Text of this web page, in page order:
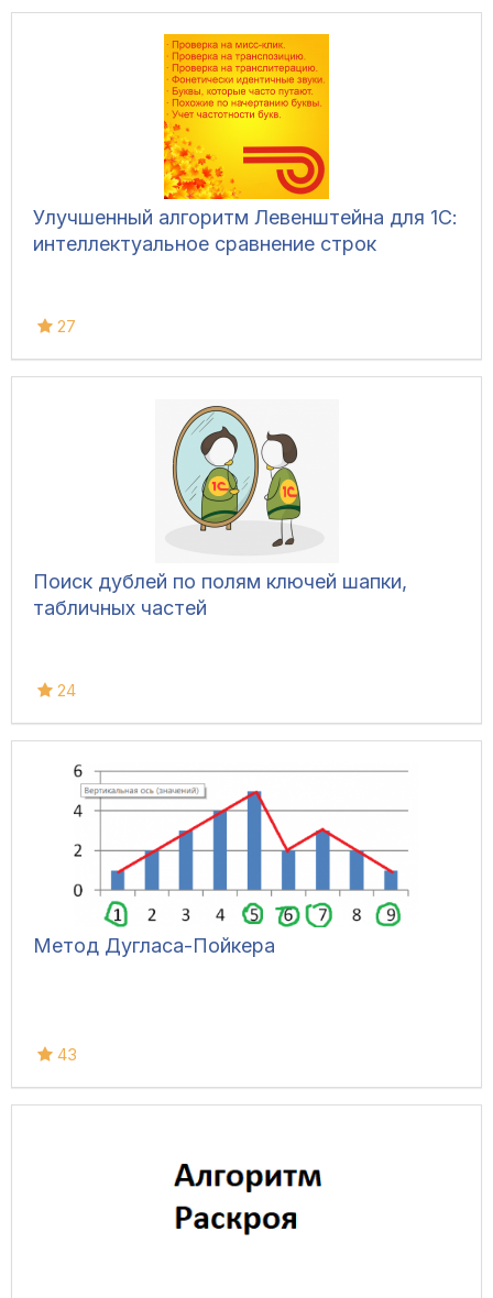
Улучшенный алгоритм Левенштейна для 1С:
интеллектуальное сравнение строк
27
Поиск дублей по полям ключей шапки,
табличных частей
24
Метод Дугласа-Пойкера
43